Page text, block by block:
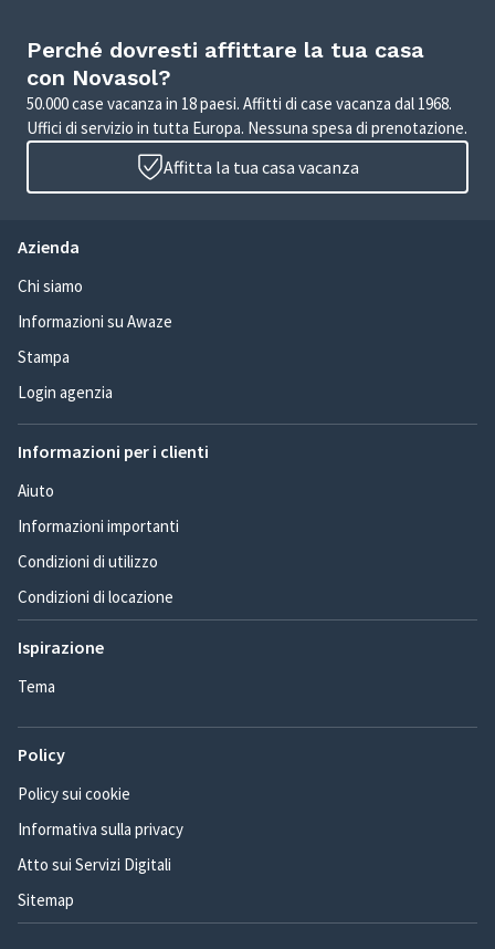
Perché dovresti affittare la tua casa
con Novasol?
50.000 case vacanza in 18 paesi. Affitti di case vacanza dal 1968.
Uffici di servizio in tutta Europa. Nessuna spesa di prenotazione.
Affitta la tua casa vacanza
Azienda
Chi siamo
Informazioni su Awaze
Stampa
Login agenzia
Informazioni per i clienti
Aiuto
Informazioni importanti
Condizioni di utilizzo
Condizioni di locazione
Ispirazione
Tema
Policy
Policy sui cookie
Informativa sulla privacy
Atto sui Servizi Digitali
Sitemap